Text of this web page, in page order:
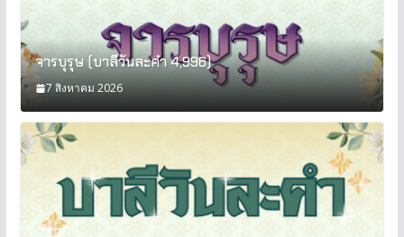
จารบุรุษ (บาลีวันละคำ 4,996)
7 สิงหาคม 2026